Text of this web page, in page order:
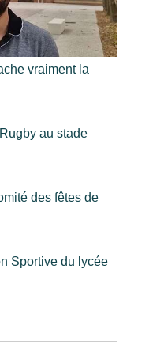
vraiment la
au stade
des fêtes de
Sportive du lycée